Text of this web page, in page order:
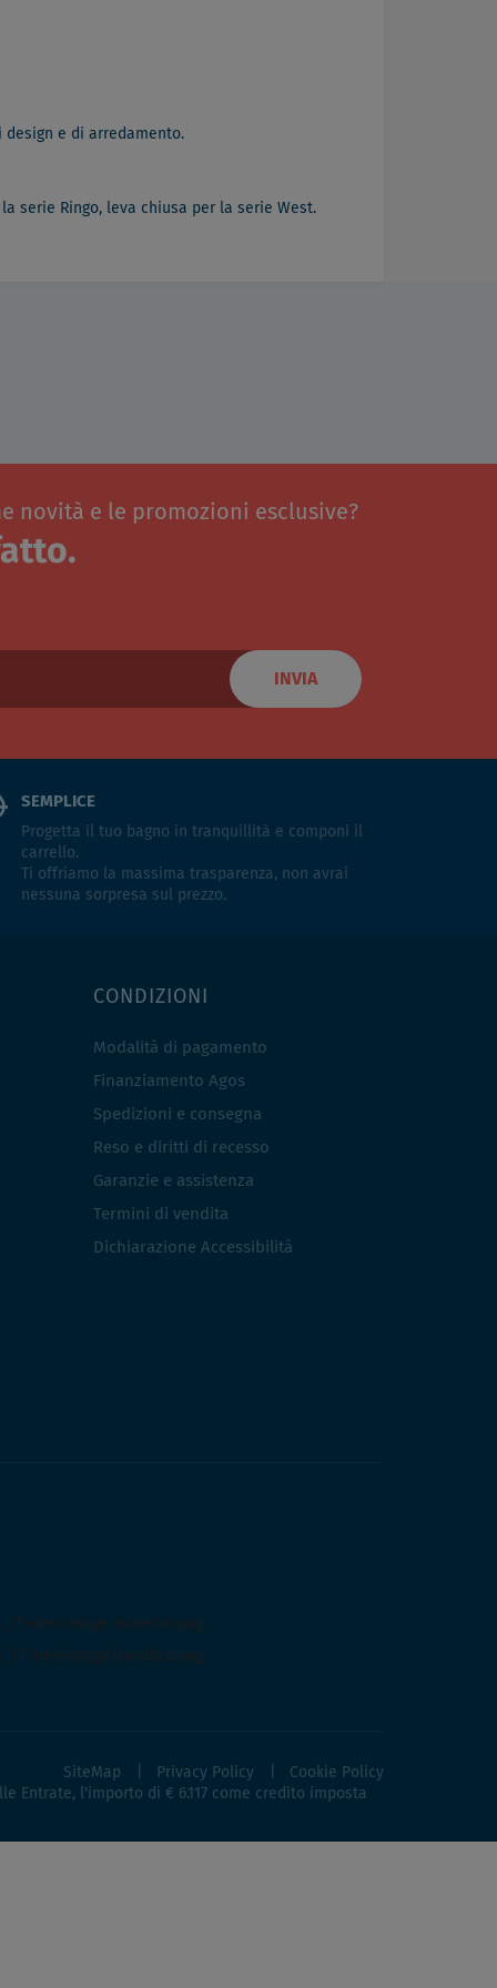
e di arredamento.
serie Ringo, leva chiusa per la serie West.
novità e le promozioni esclusive?
INVIA
SEMPLICE
Progetta il tuo bagno in tranquillità e componi il
carrello.
Ti offriamo la massima trasparenza, non avrai
nessuna sorpresa sul prezzo.
CONDIZIONI
Modalità di pagamento
Finanziamento Agos
Spedizioni e consegna
Reso e diritti di recesso
Garanzie e assistenza
Termini di vendita
Dichiarazione Accessibilità
SiteMap Privacy Policy
Cookie Policy
Entrate, l'importo di € 6.117 come credito imposta